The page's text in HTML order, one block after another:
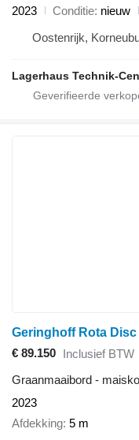
2023
Conditie nieuw
Oostenrijk,
Lagerhaus Technik-
Geringhoff Rota Disc
€ 89.150 Inclusief BTW
Graanmaaibord -
2023
Afdekking 5 m